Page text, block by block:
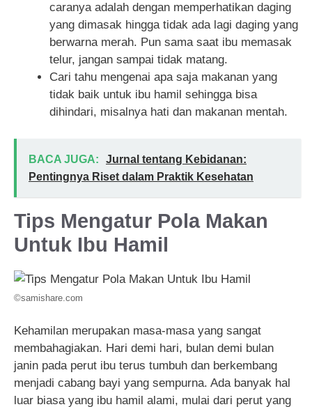
caranya adalah dengan memperhatikan daging
yang dimasak hingga tidak ada lagi daging yang
berwarna merah. Pun sama saat ibu memasak
telur, jangan sampai tidak matang.
Cari tahu mengenai apa saja makanan yang
tidak baik untuk ibu hamil sehingga bisa
dihindari, misalnya hati dan makanan mentah.
BACA JUGA:
Jurnal tentang Kebidanan:
Pentingnya Riset dalam Praktik Kesehatan
Tips Mengatur Pola Makan
Untuk Ibu Hamil
©samishare.com
Kehamilan merupakan masa-masa yang sangat
membahagiakan. Hari demi hari, bulan demi bulan
janin pada perut ibu terus tumbuh dan berkembang
menjadi cabang bayi yang sempurna. Ada banyak hal
luar biasa yang ibu hamil alami, mulai dari perut yang